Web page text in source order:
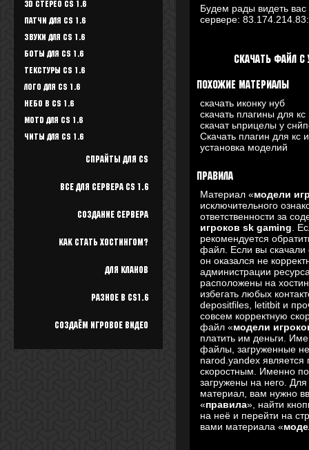
3D стерео CS 1.6
Патчи для CS 1.6
Звуки для CS 1.6
Боты для CS 1.6
Текстуры Cs 1.6
Лого для CS 1.6
Небо в CS 1.6
Motd для CS 1.6
Читы для CS 1.6
Спрайты для cs
Все для Сервера CS 1.6
Создание сервера
Как стать хостингом?
Для кланов
Разное в cs1.6
Создаём игровое видео
Будем рады видеть
сервере:
Скачать файл с
Похожие материалы
скачать иконку нуб
скачать плагины для
скачат ьприцелы у
Скачать плагин для кс
установка моделий
Правила
Материал «модели
исключительного
ответственности за
игроков sk gaming.
рекомендуется
файл. Если вы
он оказался не
администрации
расположены на
избегать любых
depositfiles, letitbit и
совсем корректную
файл «модели
платить им деньги.
файлы, загруженные не
narod.yandex
скоростным. Именно
загружены на него.
материал, вам нужно
«правила», найти
на неё и перейти на
вами материала «